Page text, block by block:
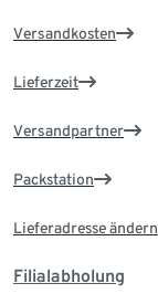
Versandkosten
Lieferzeit
Versandpartner
Packstation
Lieferadresse ändern
Filialabholung